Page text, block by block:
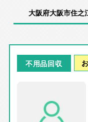
大阪府大阪市住之
不用品回収